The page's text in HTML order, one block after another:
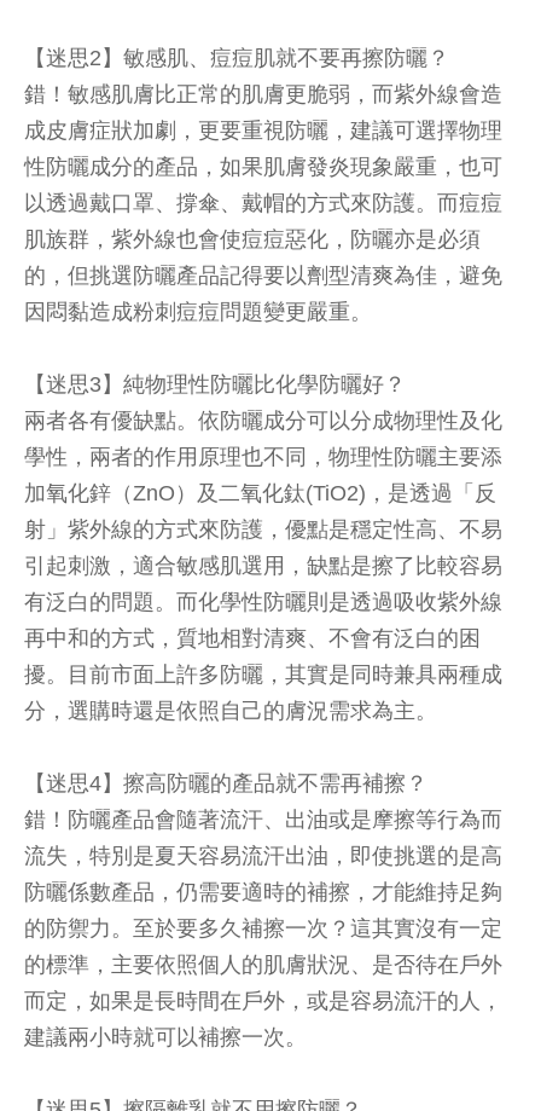
【迷思2】敏感肌、痘痘肌就不要再擦防曬？
錯！敏感肌膚比正常的肌膚更脆弱，而紫外線會造
成皮膚症狀加劇，更要重視防曬，建議可選擇物理
性防曬成分的產品，如果肌膚發炎現象嚴重，也可
以透過戴口罩、撐傘、戴帽的方式來防護。而痘痘
肌族群，紫外線也會使痘痘惡化，防曬亦是必須
的，但挑選防曬產品記得要以劑型清爽為佳，避免
因悶黏造成粉刺痘痘問題變更嚴重。
【迷思3】純物理性防曬比化學防曬好？
兩者各有優缺點。依防曬成分可以分成物理性及化
學性，兩者的作用原理也不同，物理性防曬主要添
加氧化鋅（ZnO）及二氧化鈦(TiO2)，是透過「反
射」紫外線的方式來防護，優點是穩定性高、不易
引起刺激，適合敏感肌選用，缺點是擦了比較容易
有泛白的問題。而化學性防曬則是透過吸收紫外線
再中和的方式，質地相對清爽、不會有泛白的困
擾。目前市面上許多防曬，其實是同時兼具兩種成
分，選購時還是依照自己的膚況需求為主。
【迷思4】擦高防曬的產品就不需再補擦？
錯！防曬產品會隨著流汗、出油或是摩擦等行為而
流失，特別是夏天容易流汗出油，即使挑選的是高
防曬係數產品，仍需要適時的補擦，才能維持足夠
的防禦力。至於要多久補擦一次？這其實沒有一定
的標準，主要依照個人的肌膚狀況、是否待在戶外
而定，如果是長時間在戶外，或是容易流汗的人，
建議兩小時就可以補擦一次。